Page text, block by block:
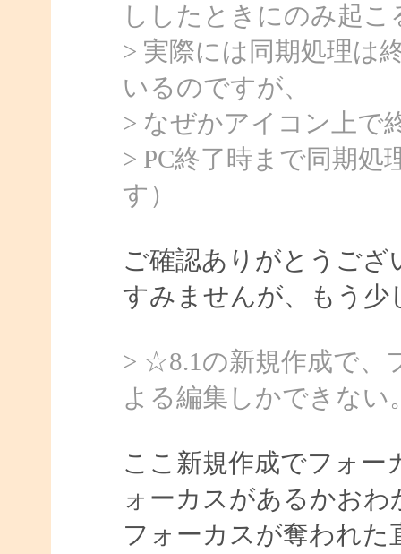
ししたときにのみ起こ
> 実際には同期処理は
いるのですが、
> なぜかアイコン上で
> PC終了時まで同期
す）
ご確認ありがとうござ
すみませんが、もう少
> ☆8.1の新規作成で、
よる編集しかできない
ここ新規作成でフォ
ォーカスがあるかお
フォーカスが奪われた